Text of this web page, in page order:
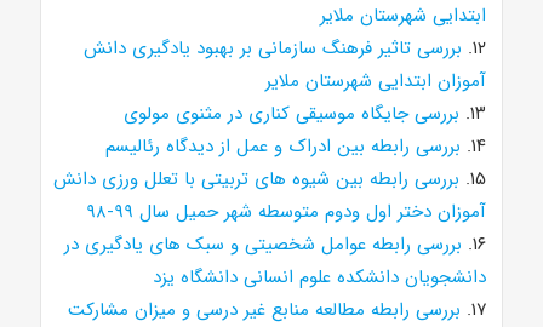
ابتدایی شهرستان ملایر
۱۲. بررسی تاثیر فرهنگ سازمانی بر بهبود یادگیری دانش
آموزان ابتدایی شهرستان ملایر
۱۳. بررسی جایگاه موسیقی کناری در مثنوی مولوی
۱۴. بررسی رابطه بین ادراک و عمل از دیدگاه رئالیسم
۱۵. بررسی رابطه بین شیوه های تربیتی با تعلل ورزی دانش
آموزان دختر اول ودوم متوسطه شهر حمیل سال ۹۹-۹۸
۱۶. بررسی رابطه عوامل شخصیتی و سبک های یادگیری در
دانشجویان دانشکده علوم انسانی دانشگاه یزد
۱۷. بررسی رابطه مطالعه منابع غیر درسی و میزان مشارکت